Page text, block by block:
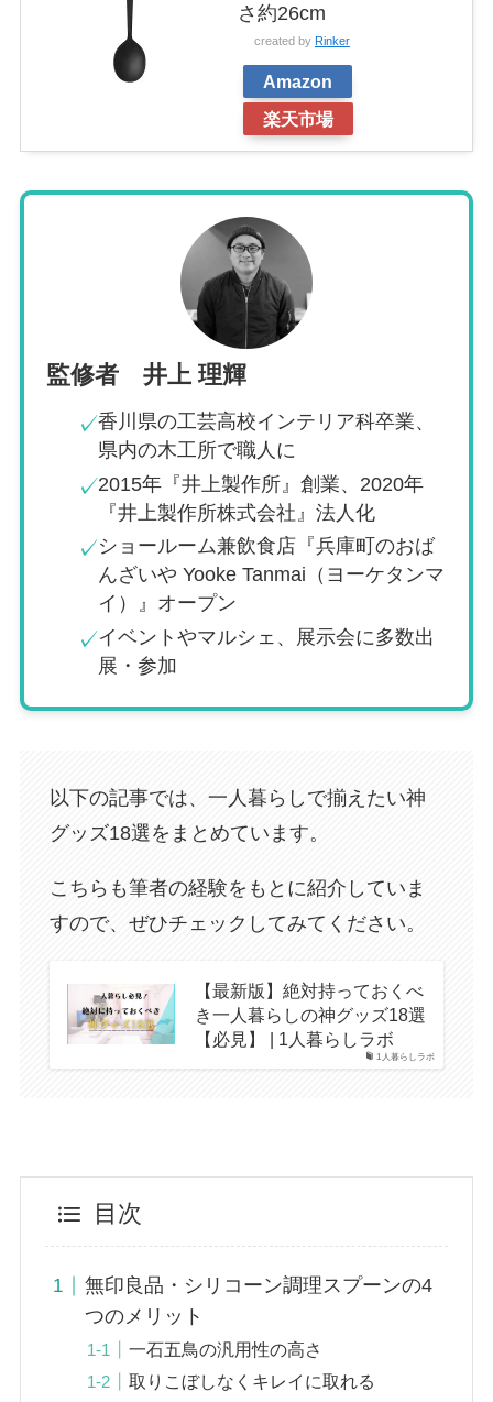
さ約26cm
created by Rinker
Amazon
楽天市場
監修者 井上 理輝
✓香川県の工芸高校インテリア科卒業、
県内の木工所で職人に
✓2015年『井上製作所』創業、2020年
『井上製作所株式会社』法人化
✓ショールーム兼飲食店『兵庫町のおば
んざいや Yooke Tanmai（ヨーケタンマ
イ）』オープン
✓イベントやマルシェ、展示会に多数出
展・参加
以下の記事では、一人暮らしで揃えたい神
グッズ18選をまとめています。
こちらも筆者の経験をもとに紹介していま
すので、ぜひチェックしてみてください。
1人暮らしラボ
【最新版】絶対持っておくべ
き一人暮らしの神グッズ18選
【必見】 | 1人暮らしラボ
目次
無印良品・シリコーン調理スプーンの4
つのメリット
一石五鳥の汎用性の高さ
取りこぼしなくキレイに取れる